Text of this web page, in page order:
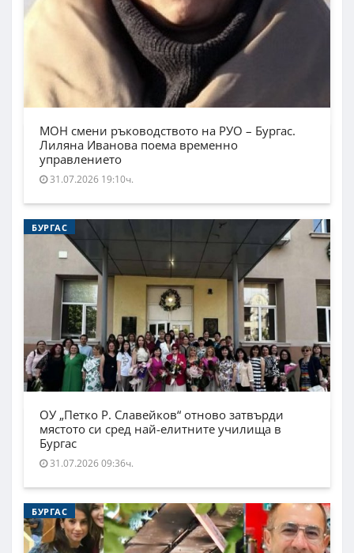
МОН смени ръководството на РУО – Бургас.
Лиляна Иванова поема временно
управлението
31.07.2026 19:10ч.
БУРГАС
ОУ „Петко Р. Славейков“ отново затвърди
мястото си сред най-елитните училища в
Бургас
31.07.2026 09:36ч.
БУРГАС